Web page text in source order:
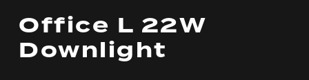
Office L 22W
Downlight